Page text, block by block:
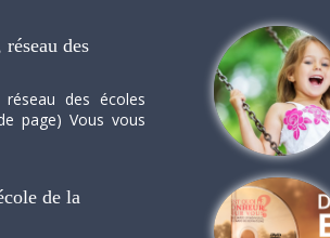
des
des écoles
page) Vous vous
de la